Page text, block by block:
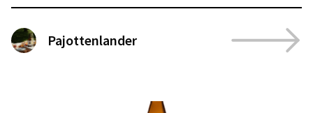
Pajottenlander